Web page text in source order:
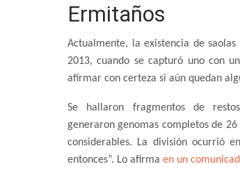
Ermitaños
Actualmente, la existencia de
2013, cuando se capturó uno con
afirmar con certeza si aún quedan
Se hallaron fragmentos de
generaron genomas completos de
considerables. La división ocurrió
entonces”. Lo afirma en un